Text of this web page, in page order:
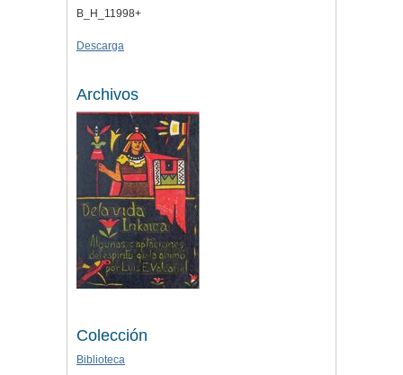
B_H_11998+
Descarga
Archivos
Colección
Biblioteca